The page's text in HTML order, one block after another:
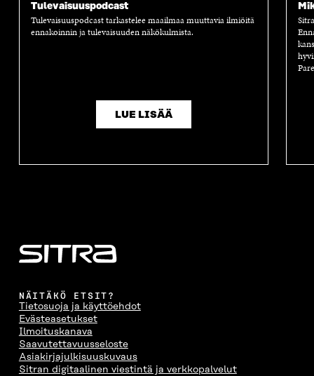
Tulevaisuuspodcast
Tulevaisuuspodcast tarkastelee maailmaa muuttavia ilmiöitä
ennakoinnin ja tulevaisuuden näkökulmista.
LUE LISÄÄ
NÄITÄKÖ ETSIT?
Tietosuoja ja käyttöehdot
Evästeasetukset
Ilmoituskanava
Saavutettavuusseloste
Asiakirjajulkisuuskuvaus
Sitran digitaalinen viestintä ja verkkopalvelut